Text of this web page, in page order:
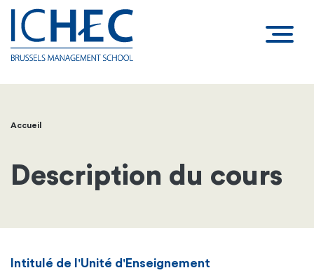
Fil
d'Ariane
Accueil
Description du cours
Intitulé de l'Unité d'Enseignement